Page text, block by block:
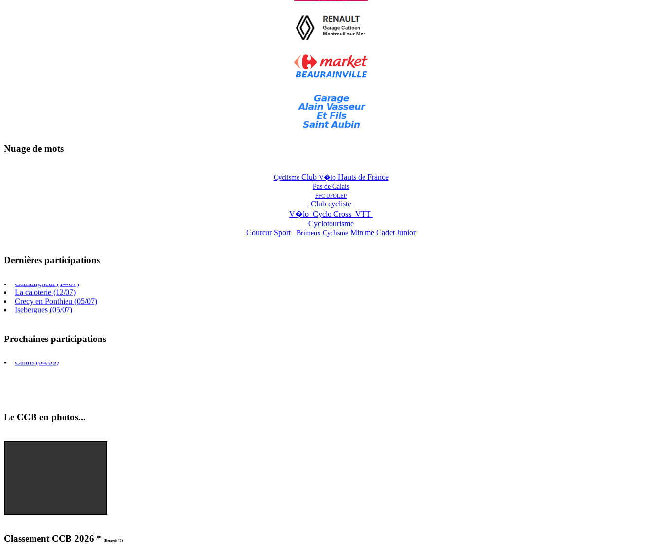
Nuage de mots
CyclismeClub V�loHauts de France
Pas de Calais
FFC UFOLEP
Club cycliste
V�lo Cyclo Cross VTT
Cyclotourisme
Coureur Sport Brimeux Cyclisme Minime Cadet Junior
Dernières participations
Villers chatel (02/08)
La caloterie (12/07)
Crecy en Ponthieu (05/07)
Isebergues (05/07)
Beauchamp (05/07)
Prochaines participations
Saint Paul au bois (09/08)
Le CCB en photos...
Classement CCB 2026 * (Record: 42)